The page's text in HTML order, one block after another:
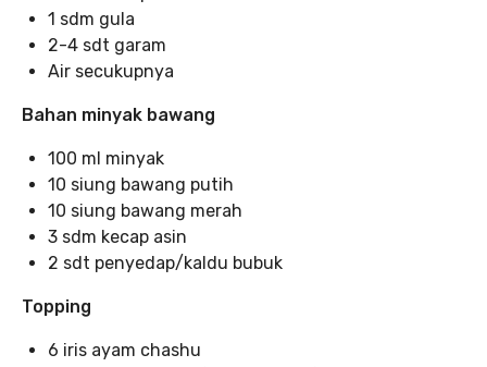
1 sdm gula
2-4 sdt garam
Air secukupnya
Bahan minyak bawang
100 ml minyak
10 siung bawang putih
10 siung bawang merah
3 sdm kecap asin
2 sdt penyedap/kaldu bubuk
Topping
6 iris ayam chashu